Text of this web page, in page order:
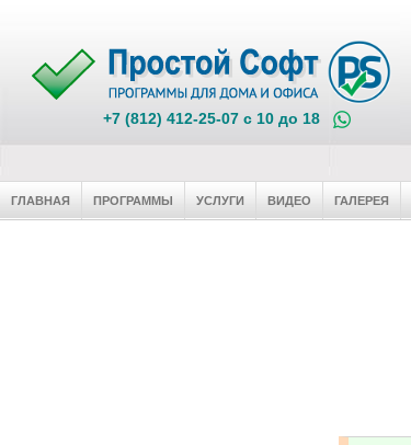
+7 (812) 412-25-07 c 10 до 18
ГЛАВНАЯ ПРОГРАММЫ УСЛУГИ ВИДЕО ГАЛЕРЕЯ